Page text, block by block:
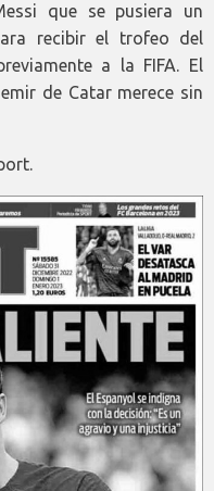
que se pusiera un
recibir el trofeo del
a la FIFA. El
de Catar merece sin